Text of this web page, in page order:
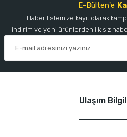
E-Bülten'e
Haber listemize kayıt olarak
indirim ve yeni ürünlerden ilk siz
Ulaşım